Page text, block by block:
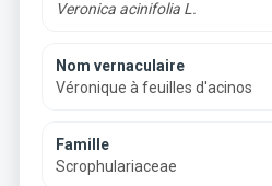
Veronica acinifolia L.
Nom vernaculaire
Véronique à feuilles d'acinos
Famille
Scrophulariaceae